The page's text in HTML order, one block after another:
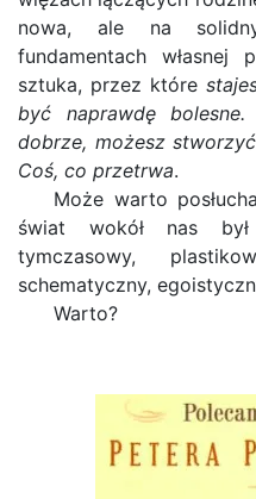
nowa, ale na
fundamentach
sztuka, przez które
być naprawdę
dobrze, możesz
Coś, co przetrwa.
Może warto
świat wokół nas
tymczasowy,
schematyczny,
Warto?